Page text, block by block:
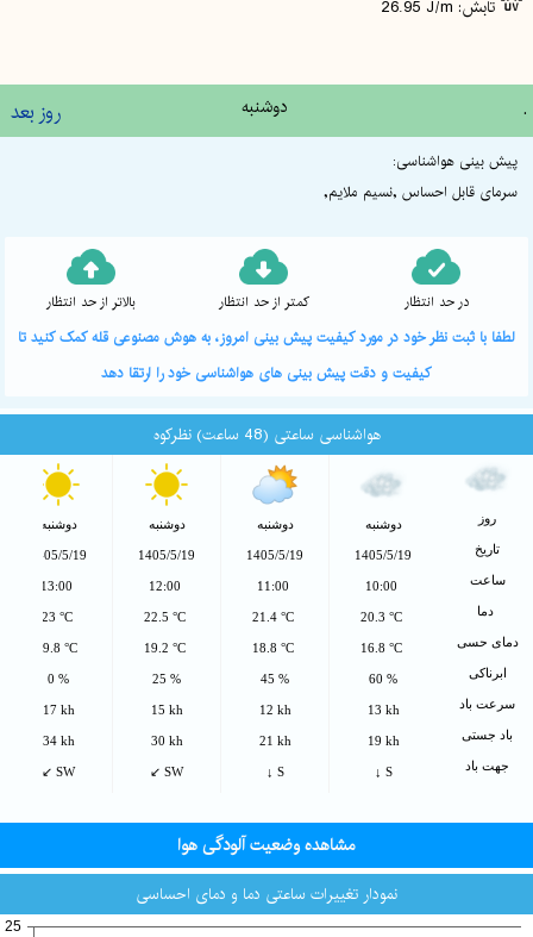
26.95 J/m :تابش
روز بعد دوشنبه .
پیش بینی هواشناسی:
سرمای قابل احساس ,نسیم ملایم,
بالاتر از حد انتظار کمتر از حد انتظار در حد انتظار
لطفا با ثبت نظر خود در مورد کیفیت پیش بینی امروز، به هوش مصنوعی قله کمک کنید تا
کیفیت و دقت پیش بینی های هواشناسی خود را ارتقا دهد
هواشناسی ساعتی (48 ساعت) نظرکوه
روز
تاریخ
ساعت
دمای حسی
ابرناکی
سرعت باد
باد جستی
جهت باد
دوشنبه
1405/5/19
10:00
20.3 °C
16.8 °C
60 %
13 kh
19 kh
↓ S
دوشنبه
1405/5/19
11:00
21.4 °C
18.8 °C
45 %
12 kh
21 kh
↓ S
دوشنبه
1405/5/19
12:00
22.5 °C
19.2 °C
25 %
15 kh
30 kh
↙ SW
دوشنبه
1405/5/19
13:00
23 °C
19.8 °C
0 %
17 kh
34 kh
↙ SW
مشاهده وضعیت آلودگی هوا
نمودار تغییرات ساعتی دما و دمای احساسی